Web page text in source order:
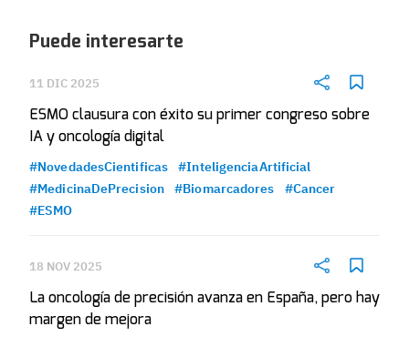
Puede interesarte
11 DIC 2025
ESMO clausura con éxito su primer congreso sobre
IA y oncología digital
#NovedadesCientificas
#InteligenciaArtificial
#MedicinaDePrecision
#Biomarcadores
#Cancer
#ESMO
18 NOV 2025
La oncología de precisión avanza en España, pero hay
margen de mejora